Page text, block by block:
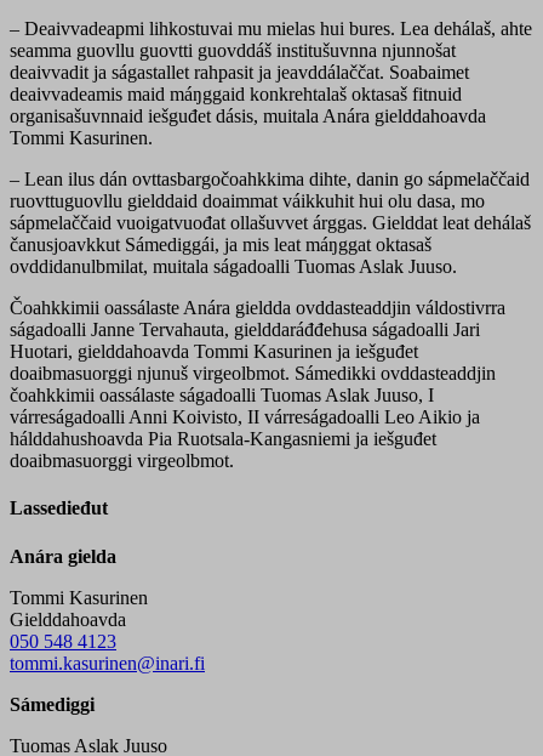
– Deaivvadeapmi lihkostuvai mu mielas hui bures. Lea dehálaš, ahte
seamma guovllu guovtti guovddáš institušuvnna njunnošat
deaivvadit ja ságastallet rahpasit ja jeavddálaččat. Soabaimet
deaivvadeamis maid máŋggaid konkrehtalaš oktasaš fitnuid
organisašuvnnaid iešguđet dásis, muitala Anára gielddahoavda
Tommi Kasurinen.
– Lean ilus dán ovttasbargočoahkkima dihte, danin go sápmelaččaid
ruovttuguovllu gielddaid doaimmat váikkuhit hui olu dasa, mo
sápmelaččaid vuoigatvuođat ollašuvvet árggas. Gielddat leat dehálaš
čanusjoavkkut Sámediggái, ja mis leat máŋggat oktasaš
ovddidanulbmilat, muitala ságadoalli Tuomas Aslak Juuso.
Čoahkkimii oassálaste Anára gieldda ovddasteaddjin váldostivrra
ságadoalli Janne Tervahauta, gielddaráđđehusa ságadoalli Jari
Huotari, gielddahoavda Tommi Kasurinen ja iešguđet
doaibmasuorggi njunuš virgeolbmot. Sámedikki ovddasteaddjin
čoahkkimii oassálaste ságadoalli Tuomas Aslak Juuso, I
várreságadoalli Anni Koivisto, II várreságadoalli Leo Aikio ja
hálddahushoavda Pia Ruotsala-Kangasniemi ja iešguđet
doaibmasuorggi virgeolbmot.
Lassedieđut
Anára gielda
Tommi Kasurinen
Gielddahoavda
050 548 4123
tommi.kasurinen@inari.fi
Sámediggi
Tuomas Aslak Juuso